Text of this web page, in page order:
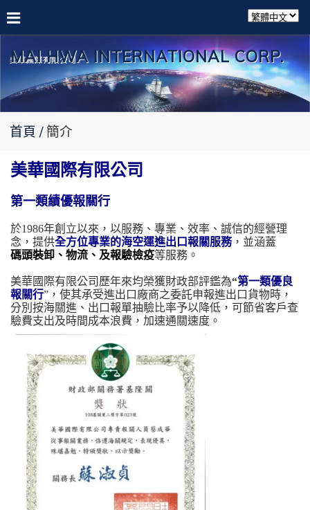
MAI HWA INTERNATIONAL CORP.
首頁 簡介
美華國際有限公司
第一類績優報關行
於1986年創立以來 ， 以服務、專業、效率、 誠信的經營理
念 ， 提供全方位專業的海空運進出口報關服務，並涵蓋
碼頭裝卸 、物流、及報驗檢疫等服務 。
美華國際有限公司 歷年來均榮獲財政部評鑑為“第一類優良
報關行” ， 使其承受進出口廠商之委託申報進出口貨物時，
分別按海關進、出口報單抽驗比率予以降低，可節省客戶查
驗費支出及時間成本浪費，加速通關速度。